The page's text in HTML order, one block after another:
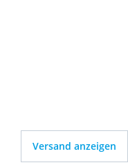
Versand anzeigen